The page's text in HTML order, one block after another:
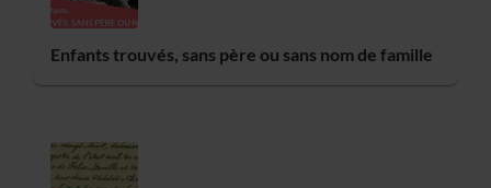
Enfants trouvés, sans père ou sans nom de famille